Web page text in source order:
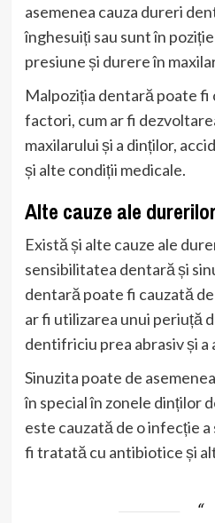
asemenea cauza dureri
înghesuiți sau sunt în
presiune și durere în
Malpoziția dentară poate fi
factori, cum ar fi
maxilarului și a dinților,
și alte condiții medicale.
Alte cauze ale
Există și alte cauze ale
sensibilitatea dentară și
dentară poate fi cauzată
ar fi utilizarea unui periuță
dentifriciu prea abrasiv și a
Sinuzita poate de
în special în zonele dinților
este cauzată de o infecție
fi tratată cu antibiotice și